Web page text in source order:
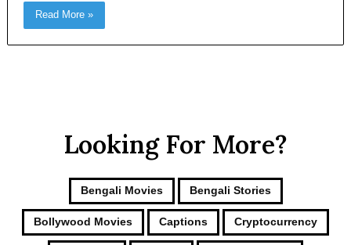
Read More »
Looking For More?
Bengali Movies Bengali Stories
Bollywood Movies Captions Cryptocurrency